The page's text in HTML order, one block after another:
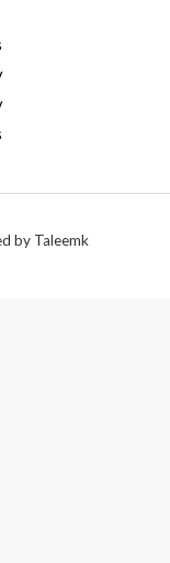
by Taleemk.